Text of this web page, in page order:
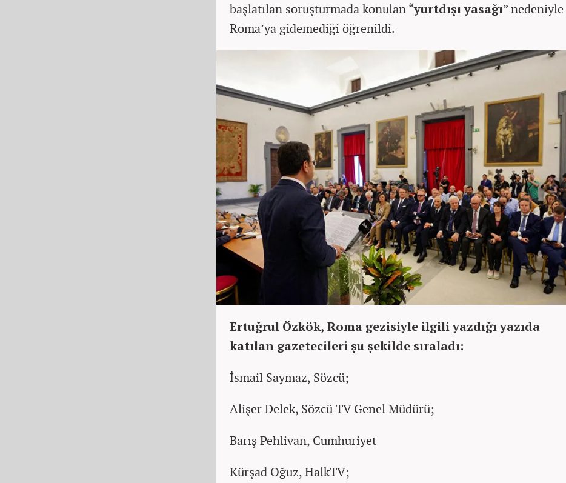
başlatılan soruşturmada konulan “yurtdışı yasağı” nedeniyle
Roma’ya gidemediği öğrenildi.
Ertuğrul Özkök, Roma gezisiyle ilgili yazdığı yazıda
katılan gazetecileri şu şekilde sıraladı:
İsmail Saymaz, Sözcü;
Alişer Delek, Sözcü TV Genel Müdürü;
Barış Pehlivan, Cumhuriyet
Kürşad Oğuz, HalkTV;